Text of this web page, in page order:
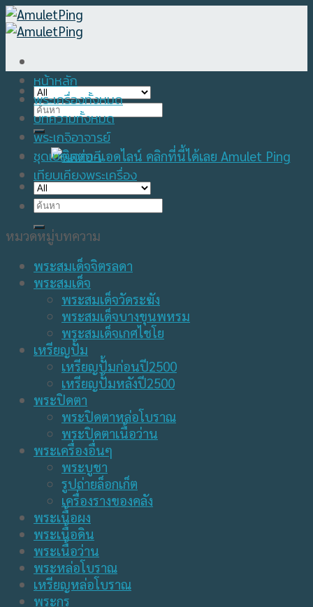
Skip
to
Search
for:
Search
หน้าหลัก
พระเครื่องทั้งหมด
บทความทั้งหมด
พระเกจิอาจารย์
ชุดเบญจภาคี
เทียบเคียงพระเครื่อง
หมวดหมู่บทความ
พระสมเด็จจิตรลดา
พระสมเด็จ
พระสมเด็จวัดระฆัง
พระสมเด็จบางขุนพหรม
พระสมเด็จเกศไชโย
เหรียญปั้ม
เหรียญปั้มก่อนปี2500
เหรียญปั้มหลังปี2500
พระปิดตา
พระปิดตาหล่อโบราณ
พระปิดตาเนื้อว่าน
พระเครื่องอื่นๆ
พระบูชา
รูปถ่ายล็อกเก็ต
เครื่องรางของคลัง
พระเนื้อผง
พระเนื้อดิน
พระเนื้อว่าน
พระหล่อโบราณ
เหรียญหล่อโบราณ
พระกรุ